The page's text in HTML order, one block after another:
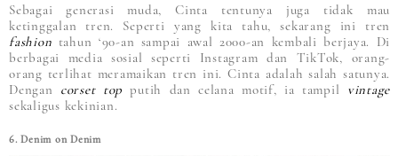
Sebagai generasi muda, Cinta tentunya juga tidak mau
ketinggalan tren. Seperti yang kita tahu, sekarang ini tren
fashion tahun ‘90-an sampai awal 2000-an kembali berjaya. Di
berbagai media sosial seperti Instagram dan TikTok, orang-
orang terlihat meramaikan tren ini. Cinta adalah salah satunya.
Dengan corset top putih dan celana motif, ia tampil vintage
sekaligus kekinian.
6. Denim on Denim